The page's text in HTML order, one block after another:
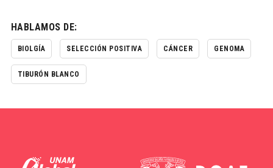
HABLAMOS DE:
BIOLGÍA SELECCIÓN POSITIVA CÁNCER GENOMA
TIBURÓN BLANCO